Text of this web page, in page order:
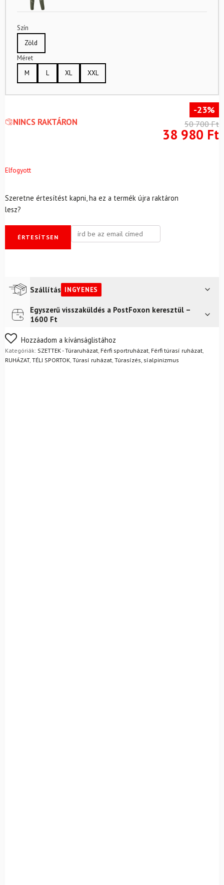
Szín
Zöld
Méret
M
L XL XXL
NINCS RAKTÁRON
-23%
50 700Ft
38 980 Ft
Elfogyott
Szeretne értesítést kapni, ha ez a termék újra raktáron
lesz?
ÉRTESÍTSEN
Szállítás INGYENES
Futár a címreIngyenes
FoxPost
Egyszerű visszaküldés a PostFoxon keresztül –
1600 Ft
Nem biztos a választásában? Semmi gond – a terméket
egyszerűen visszaküldheti 14 napon belül, indoklás nélkül.
Mik a visszaküldés feltételei?
Hozzáadom a kívánságlistához
Kategóriák: SZETTEK - Túraruházat, Férfi sportruházat, Férfi túrasí ruházat,
RUHÁZAT, TÉLI SPORTOK, Túrasí ruházat, Túrasízés, síalpinizmus